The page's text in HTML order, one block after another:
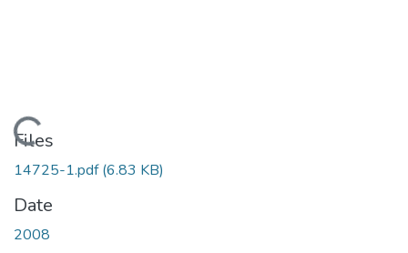
Loading...
Files
14725-1.pdf(6.83 KB)
Date
2008